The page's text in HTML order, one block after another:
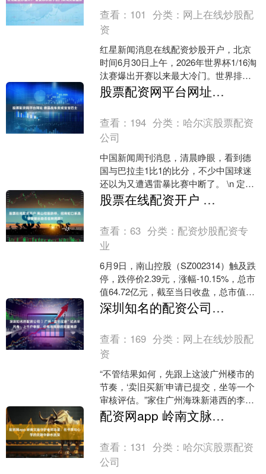
查看： 101 分类： 网上在线炒股配
资
红星新闻消息在线配资炒股开户，北京
时间6月30日上午，2026年世界杯1/16淘
汰赛爆出开赛以来最大冷门。世界排名
第41位的巴拉圭队在波士顿鏖战120分
钟，1比....
股票配资网平台网址 德国战车变成宝宝巴士
查看： 194 分类： 哈尔滨股票配资
公司
中国新闻周刊消息，清晨睁眼，看到德
国与巴拉圭1比1的比分，不少中国球迷
还以为又遭遇雷暴比赛中断了。 \n 定睛
一看，赛场上空响晴白日，仍在进行
着。 \n 虽然最....
股票在线配资开户 南山控股跌停，招商蛇口系高管接管后能否扭转局面？
查看：63 分类： 配资炒股配资专
业
6月9日，南山控股（SZ002314）触及跌
停，跌停价2.39元，涨幅-10.15%，总市
值64.72亿元，截至当日收盘，总市值
66.6亿元。 南山控股方面回应....
深圳知名的配资公司 ​广州“卖旧买新”试点半月考：上千户申报，价格与周期的双重博弈
查看： 169 分类： 网上在线炒股配
资
“不管结果如何，先跟上这波广州楼市的
节奏，‘卖旧买新’申请已提交，坐等一个
审核评估。”家住广州海珠新港西的李先
生几乎在广州官宣启动二手房收购试点
的第一时间就提交....
配资网app 岭南文脉守护者郑华星：在书学与心学的交融中静水流深
查看： 131 分类： 哈尔滨股票配资
公司